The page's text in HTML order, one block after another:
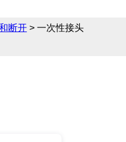
断开> 一次性接头